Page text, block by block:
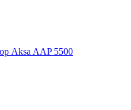
Aksa AAP 5500